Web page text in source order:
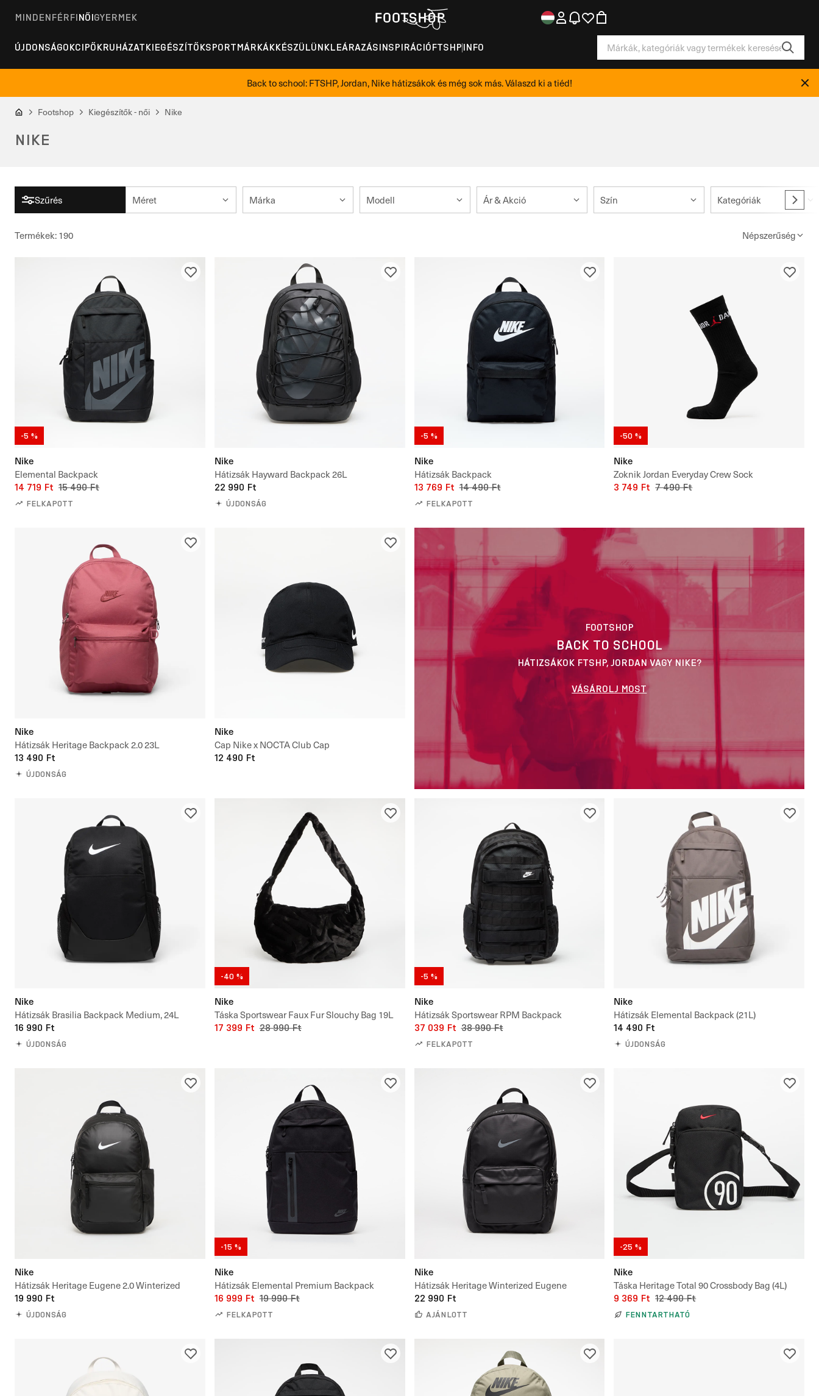
MINDENFÉRFINŐIGYERMEK
ÚJDONSÁGOKCIPŐKRUHÁZATKIEGÉSZÍTŐKSPORTMÁRKÁKKÉSZÜLÜNKLEÁRAZÁSINSPIRÁCIÓFTSHP INFO
Back to school: FTSHP, Jordan, Nike hátizsákok és még sok más. Válaszd ki a tiéd!
Footshop Kiegészítők - női Nike
NIKE
Szűrés Méret Márka Modell Ár & Akció Szín Kategóriák
Termékek: 190 Népszerűség
-5 %
Nike
Elemental Backpack
14 719 Ft 15 490 Ft
FELKAPOTT
Nike
Hátizsák Hayward Backpack 26L
22 990 Ft
ÚJDONSÁG
-5 %
Nike
Hátizsák Backpack
13 769 Ft 14 490 Ft
FELKAPOTT
-50 %
Nike
Zoknik Jordan Everyday Crew Sock
3 749 Ft 7 490 Ft
Nike
Hátizsák Heritage Backpack 2.0 23L
13 490 Ft
ÚJDONSÁG
Nike
Cap Nike x NOCTA Club Cap
12 490 Ft
Nike
Hátizsák Brasilia Backpack Medium, 24L
16 990 Ft
ÚJDONSÁG
-40 %
Nike
Táska Sportswear Faux Fur Slouchy Bag 19L
17 399 Ft 28 990 Ft
-5 %
Nike
Hátizsák Sportswear RPM Backpack
37 039 Ft 38 990 Ft
FELKAPOTT
Nike
Hátizsák Elemental Backpack (21L)
14 490 Ft
ÚJDONSÁG
Nike
Hátizsák Heritage Eugene 2.0 Winterized
Backpack 20L
19 990 Ft
ÚJDONSÁG
-15 %
Nike
Hátizsák Elemental Premium Backpack
16 999 Ft 19 990 Ft
FELKAPOTT
Nike
Hátizsák Heritage Winterized Eugene
Backpack
22 990 Ft
AJÁNLOTT
-25 %
Nike
Táska Heritage Total 90 Crossbody Bag (4L)
9 369 Ft 12 490 Ft
FENNTARTHATÓ
FOOTSHOP
BACK TO SCHOOL
HÁTIZSÁKOK FTSHP, JORDAN VAGY NIKE?
VÁSÁROLJ MOST